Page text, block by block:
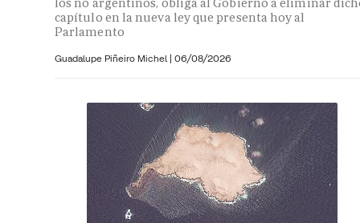
capítulo en la nueva ley que presenta hoy al
Parlamento
Guadalupe Piñeiro Michel | 06/08/2026